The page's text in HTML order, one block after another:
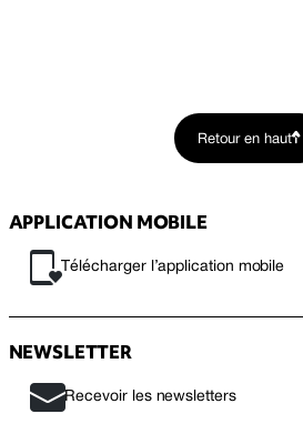
Retour en haut
APPLICATION MOBILE
Télécharger l’application mobile
NEWSLETTER
Recevoir les newsletters